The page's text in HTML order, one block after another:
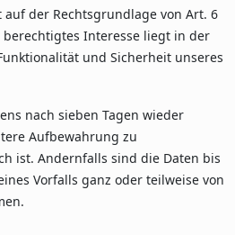
der Rechtsgrundlage von Art. 6
berechtigtes Interesse liegt in der
und Sicherheit unseres
nach sieben Tagen wieder
Aufbewahrung zu
ist. Andernfalls sind die Daten bis
Vorfalls ganz oder teilweise von